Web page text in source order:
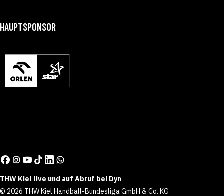
HAUPTSPONSOR
THW Kiel live und auf Abruf bei Dyn
© 2026 THW Kiel Handball-Bundesliga GmbH & Co. KG